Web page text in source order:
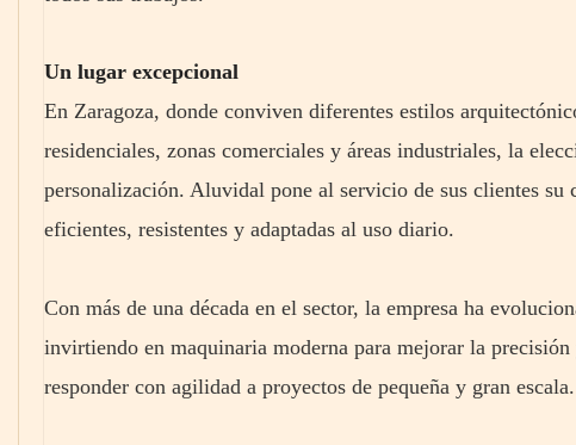
Un lugar excepcional
En Zaragoza, donde conviven diferentes estilos
residenciales, zonas comerciales y áreas industriales, la
personalización. Aluvidal pone al servicio de sus clientes
eficientes, resistentes y adaptadas al uso diario.
Con más de una década en el sector, la empresa ha
invirtiendo en maquinaria moderna para mejorar la
responder con agilidad a proyectos de pequeña y gran escala.